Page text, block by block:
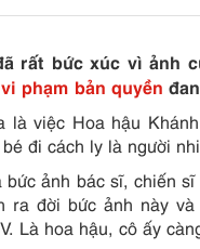
rất bức xúc vì ảnh
vi phạm bản quyền
việc Hoa hậu
đi cách ly là người
ảnh bác sĩ, chiến
đời bức ảnh này
Là hoa hậu, cô ấy